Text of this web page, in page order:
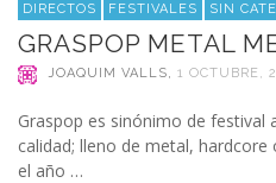
DIRECTOS FESTIVALES SIN
GRASPOP METAL
JOAQUIM VALLS, 1 OCTUBRE,
Graspop es sinónimo de festival
calidad; lleno de metal,
el año …